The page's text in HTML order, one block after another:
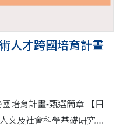
人才跨國培育計畫
育計畫-甄選簡章 【目
文及社會科學基礎研究人